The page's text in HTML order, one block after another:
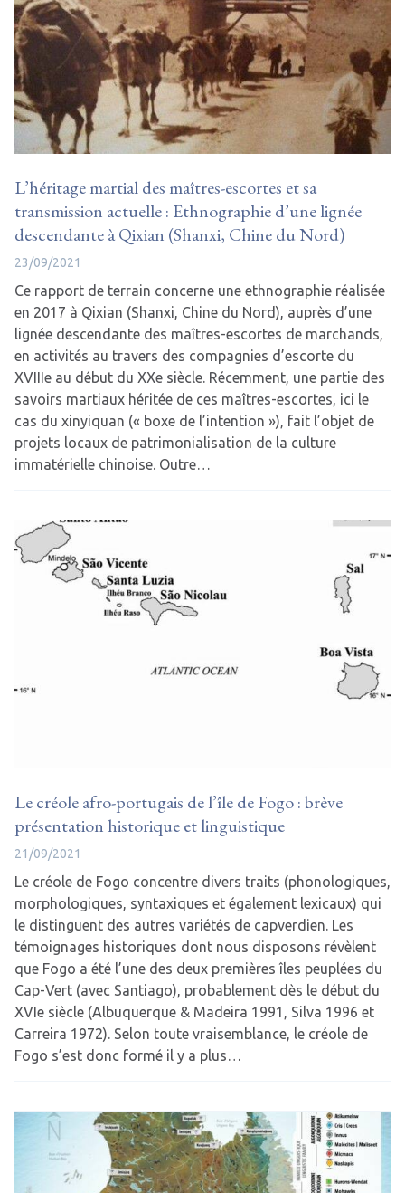
L’héritage martial des maîtres-escortes et sa
transmission actuelle : Ethnographie d’une lignée
descendante à Qixian (Shanxi, Chine du Nord)
23/09/2021
Ce rapport de terrain concerne une ethnographie réalisée
en 2017 à Qixian (Shanxi, Chine du Nord), auprès d’une
lignée descendante des maîtres-escortes de marchands,
en activités au travers des compagnies d’escorte du
XVIIIe au début du XXe siècle. Récemment, une partie des
savoirs martiaux héritée de ces maîtres-escortes, ici le
cas du xinyiquan (« boxe de l’intention »), fait l’objet de
projets locaux de patrimonialisation de la culture
immatérielle chinoise. Outre…
Le créole afro-portugais de l’île de Fogo : brève
présentation historique et linguistique
21/09/2021
Le créole de Fogo concentre divers traits (phonologiques,
morphologiques, syntaxiques et également lexicaux) qui
le distinguent des autres variétés de capverdien. Les
témoignages historiques dont nous disposons révèlent
que Fogo a été l’une des deux premières îles peuplées du
Cap-Vert (avec Santiago), probablement dès le début du
XVIe siècle (Albuquerque & Madeira 1991, Silva 1996 et
Carreira 1972). Selon toute vraisemblance, le créole de
Fogo s’est donc formé il y a plus…